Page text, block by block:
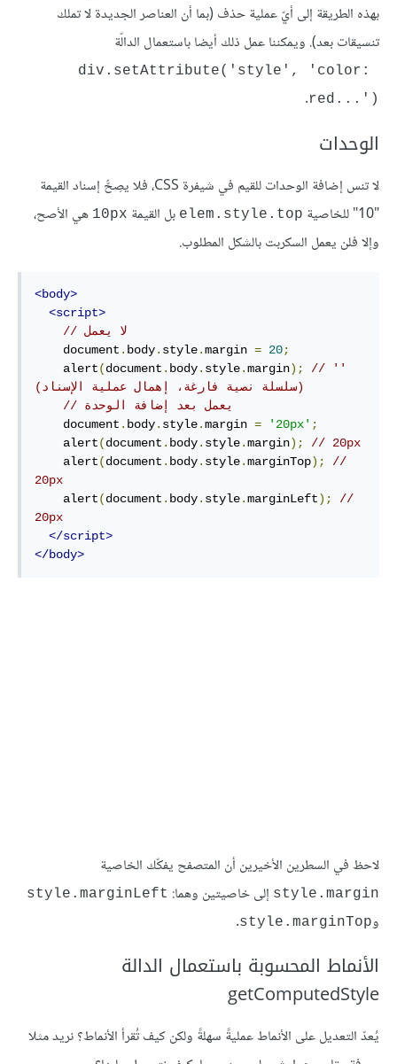
بهذه الطريقة إلى أيّ عملية حذف (بما أن العناصر الجديدة لا تملك
تنسيقات بعد). ويمكننا عمل ذلك أيضا باستعمال الدالّة
div.setAttribute('style', 'color:
red...')‎
.
الوحدات
لا تنس إضافة الوحدات للقيم في شيفرة CSS، فلا يصِحُّ إسناد القيمة
"10" للخاصية
elem.style.top بل القيمة 10px هي الأصح،
وإلا فلن يعمل السكربت بالشكل المطلوب.
<body>
<script>
// لا يعمل
    document
. body. style.margin = 20;
    alert
(document . body. style.margin);
// ''
(سلسلة نصية فارغة، إهمال عملية الإسناد)
    document
. body. style.margin = '20px' ;
    alert
(document . body. style.margin);
// 20px
    alert
(document . body. style.marginTop);
//
20px
    alert
(document . body. style.marginLeft);
//
20px
</script>
</body>
لاحظ في السطرين الأخيرين أن المتصفح يفكّك الخاصية
style.margin إلى خاصيتين وهما: style.marginLeft
وstyle.marginTop
.
الأنماط المحسوبة باستعمال الدالة
getComputedStyle
يُعدّ التعديل على الأنماط عمليةً سهلةً ولكن كيف تُقرأ الأنماط؟ نريد مثلا